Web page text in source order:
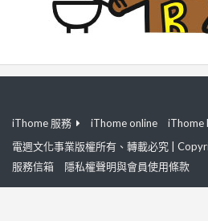
iThome 服務 iThome online
iThome
電週文化事業版權所有、轉載必究 |
服務信箱
隱私權聲明與會員使用條款